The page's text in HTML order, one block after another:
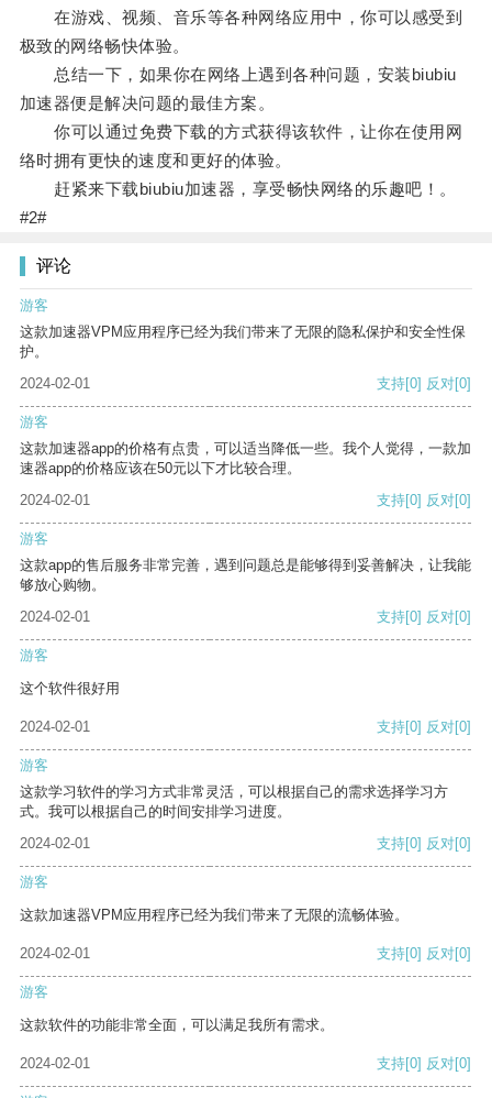
在游戏、视频、音乐等各种网络应用中，你可以感受到
极致的网络畅快体验。
总结一下，如果你在网络上遇到各种问题，安装biubiu
加速器便是解决问题的最佳方案。
你可以通过免费下载的方式获得该软件，让你在使用网
络时拥有更快的速度和更好的体验。
赶紧来下载biubiu加速器，享受畅快网络的乐趣吧！。
#2#
评论
游客
这款加速器VPM应用程序已经为我们带来了无限的隐私保护和安全性保
护。
2024-02-01
支持[0] 反对[0]
游客
这款加速器app的价格有点贵，可以适当降低一些。我个人觉得，一款加
速器app的价格应该在50元以下才比较合理。
2024-02-01
支持[0] 反对[0]
游客
这款app的售后服务非常完善，遇到问题总是能够得到妥善解决，让我能
够放心购物。
2024-02-01
支持[0] 反对[0]
游客
这个软件很好用
2024-02-01 支持[0] 反对[0]
游客
这款学习软件的学习方式非常灵活，可以根据自己的需求选择学习方
式。我可以根据自己的时间安排学习进度。
2024-02-01
支持[0] 反对[0]
游客
这款加速器VPM应用程序已经为我们带来了无限的流畅体验。
2024-02-01 支持[0] 反对[0]
游客
这款软件的功能非常全面，可以满足我所有需求。
2024-02-01 支持[0] 反对[0]